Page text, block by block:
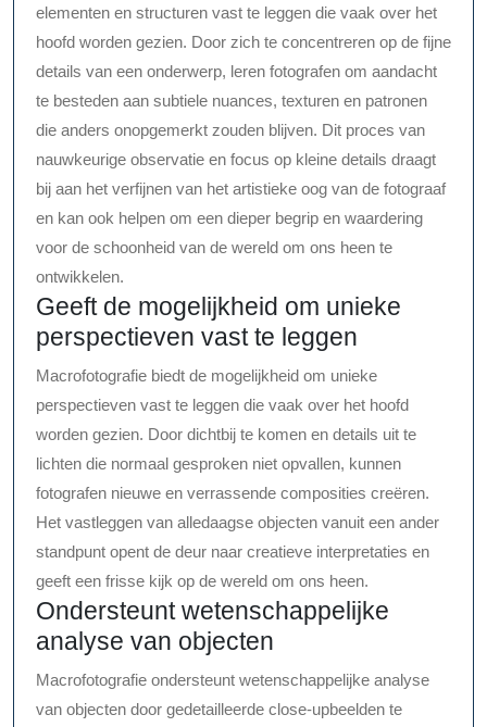
elementen en structuren vast te leggen die vaak over het
hoofd worden gezien. Door zich te concentreren op de fijne
details van een onderwerp, leren fotografen om aandacht
te besteden aan subtiele nuances, texturen en patronen
die anders onopgemerkt zouden blijven. Dit proces van
nauwkeurige observatie en focus op kleine details draagt
bij aan het verfijnen van het artistieke oog van de fotograaf
en kan ook helpen om een dieper begrip en waardering
voor de schoonheid van de wereld om ons heen te
ontwikkelen.
Geeft de mogelijkheid om unieke
perspectieven vast te leggen
Macrofotografie biedt de mogelijkheid om unieke
perspectieven vast te leggen die vaak over het hoofd
worden gezien. Door dichtbij te komen en details uit te
lichten die normaal gesproken niet opvallen, kunnen
fotografen nieuwe en verrassende composities creëren.
Het vastleggen van alledaagse objecten vanuit een ander
standpunt opent de deur naar creatieve interpretaties en
geeft een frisse kijk op de wereld om ons heen.
Ondersteunt wetenschappelijke
analyse van objecten
Macrofotografie ondersteunt wetenschappelijke analyse
van objecten door gedetailleerde close-upbeelden te